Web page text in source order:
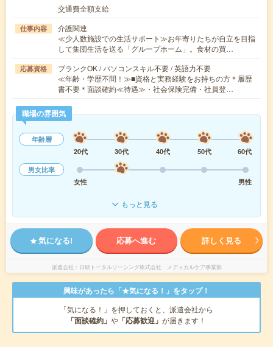
交通費全額支給
仕事内容
介護関連
≪少人数施設での生活サポート≫お年寄りたちが自立を目指
して集団生活を送る「グループホーム」。食材の買…
応募資格
ブランクOK / パソコンスキル不要 / 英語力不要
≪年齢・学歴不問！≫■資格と実務経験をお持ちの方＊履歴
書不要＊面談確約≪待遇≫・社会保険完備・社員登…
職場の雰囲気
年齢層
20代
30代 40代 50代
60代
男女比率
女性
男性
もっと見る
気になる! 応募へ進む 詳しく見る
派遣会社 日研トータルソーシング株式会社 メディカルケア事業部
興味があったら「★気になる！」をタップ！
「気になる！」を押しておくと、派遣会社から
「面談確約」 や 「応募歓迎」 が届きます！